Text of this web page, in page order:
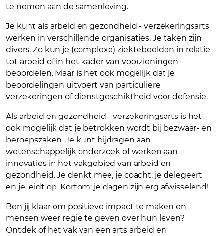
te nemen aan de samenleving.
Je kunt als arbeid en gezondheid - verzekeringsarts
werken in verschillende organisaties. Je taken zijn
divers. Zo kun je (complexe) ziektebeelden in relatie
tot arbeid of in het kader van voorzieningen
beoordelen. Maar is het ook mogelijk dat je
beoordelingen uitvoert van particuliere
verzekeringen of dienstgeschiktheid voor defensie.
Als arbeid en gezondheid - verzekeringsarts is het
ook mogelijk dat je betrokken wordt bij bezwaar- en
beroepszaken. Je kunt bijdragen aan
wetenschappelijk onderzoek of werken aan
innovaties in het vakgebied van arbeid en
gezondheid. Je denkt mee, je coacht, je delegeert
en je leidt op. Kortom: je dagen zijn erg afwisselend!
Ben jij klaar om positieve impact te maken en
mensen weer regie te geven over hun leven?
Ontdek of het vak van een arts arbeid en